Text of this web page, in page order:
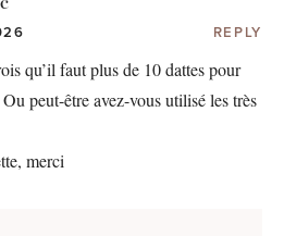
REPLY
qu’il faut plus de 10 dattes pour
peut-être avez-vous utilisé les très
merci